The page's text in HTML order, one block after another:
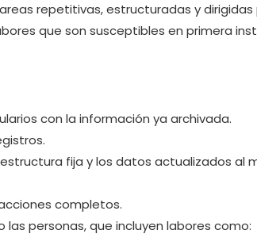
repetitivas, estructuradas y
que son susceptibles en primera
con la información ya archivada.
fija y los datos actualizados al
completos.
las personas, que incluyen labores como: